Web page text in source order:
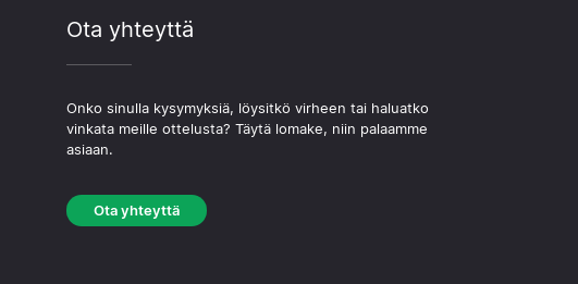
Ota yhteyttä
Onko sinulla kysymyksiä, löysitkö virheen tai haluatko
vinkata meille ottelusta? Täytä lomake, niin palaamme
asiaan.
Ota yhteyttä